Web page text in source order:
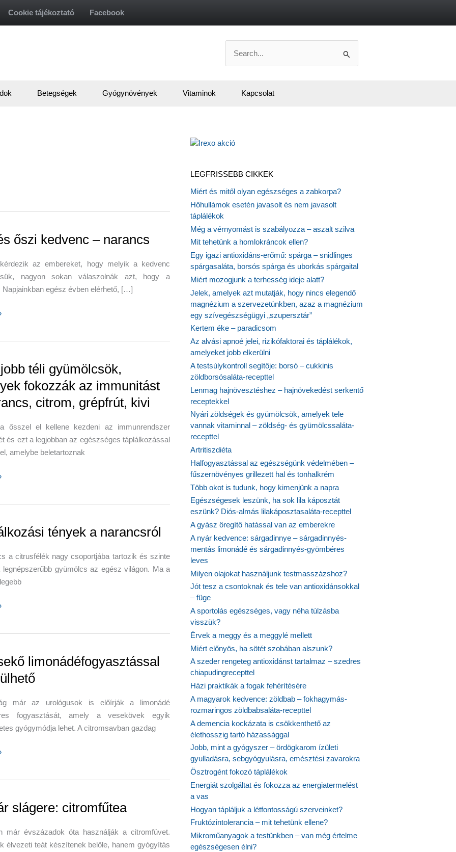
Cookie tájékoztató Facebook
for:
Betegségek Gyógynövények Vitaminok Kapcsolat
őszi kedvenc – narancs
az embereket, hogy melyik a kedvenc
nagyon sokan válaszolnák azt, hogy a
Napjainkban egész évben elérhető, […]
téli gyümölcsök,
fokozzák az immunitást
citrom, grépfrút, kivi
ősszel el kellene kezdeni az immunrendszer
és ezt a legjobban az egészséges táplálkozással
amelybe beletartoznak
tények a narancsról
a citrusfélék nagy csoportjába tartozik és szinte
legnépszerűbb gyümölcs az egész világon. Ma a
limonádéfogyasztással
már az urológusok is előírják a limonádé
fogyasztását, amely a vesekövek egyik
gyógymódja lehet. A citromsavban gazdag
slágere: citromfűtea
már évszázadok óta használják a citromfüvet.
élvezeti teát készítenek belőle, hanem gyógyítás
LEGFRISSEBB CIKKEK
Miért és mitől olyan egészséges a zabkorpa?
Hőhullámok esetén javasolt és nem javasolt
táplálékok
Még a vérnyomást is szabályozza – aszalt szilva
Mit tehetünk a homlokráncok ellen?
Egy igazi antioxidáns-erőmű: spárga – snidlinges
spárgasaláta, borsós spárga és uborkás spárgaital
Miért mozogjunk a terhesség ideje alatt?
Jelek, amelyek azt mutatják, hogy nincs elegendő
magnézium a szervezetünkben, azaz a magnézium
egy szívegészségügyi „szupersztár”
Kertem éke – paradicsom
Az alvási apnoé jelei, rizikófaktorai és táplálékok,
amelyeket jobb elkerülni
A testsúlykontroll segítője: borsó – cukkinis
zöldborsósaláta-recepttel
Lenmag hajnövesztéshez – hajnövekedést serkentő
receptekkel
Nyári zöldségek és gyümölcsök, amelyek tele
vannak vitaminnal – zöldség- és gyümölcssaláta-
recepttel
Artritiszdiéta
Halfogyasztással az egészségünk védelmében –
fűszernövényes grillezett hal és tonhalkrém
Több okot is tudunk, hogy kimenjünk a napra
Egészségesek leszünk, ha sok lila káposztát
eszünk? Diós-almás lilakáposztasaláta-recepttel
A gyász öregítő hatással van az emberekre
A nyár kedvence: sárgadinnye – sárgadinnyés-
mentás limonádé és sárgadinnyés-gyömbéres
leves
Milyen olajokat használjunk testmasszázshoz?
Jót tesz a csontoknak és tele van antioxidánsokkal
– füge
A sportolás egészséges, vagy néha túlzásba
visszük?
Érvek a meggy és a meggylé mellett
Miért előnyös, ha sötét szobában alszunk?
A szeder rengeteg antioxidánst tartalmaz – szedres
chiapudingrecepttel
Házi praktikák a fogak fehérítésére
A magyarok kedvence: zöldbab – fokhagymás-
rozmaringos zöldbabsaláta-recepttel
A demencia kockázata is csökkenthető az
élethosszig tartó házassággal
Jobb, mint a gyógyszer – ördögkarom ízületi
gyulladásra, sebgyógyulásra, emésztési zavarokra
Ösztrogént fokozó táplálékok
Energiát szolgáltat és fokozza az energiatermelést
a vas
Hogyan tápláljuk a létfontosságú szerveinket?
Fruktózintolerancia – mit tehetünk ellene?
Mikroműanyagok a testünkben – van még értelme
egészségesen élni?